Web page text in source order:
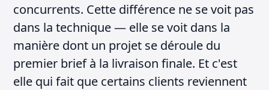
concurrents. Cette différence ne se voit pas
dans la technique — elle se voit dans la
manière dont un projet se déroule du
premier brief à la livraison finale. Et c'est
elle qui fait que certains clients reviennent